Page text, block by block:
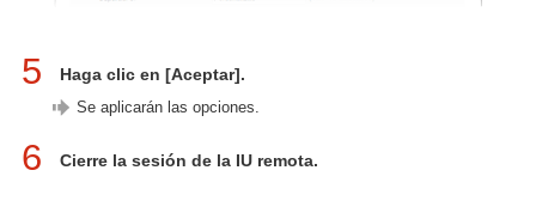
5 Haga clic en [Aceptar].
Se aplicarán las opciones.
6 Cierre la sesión de la IU remota.